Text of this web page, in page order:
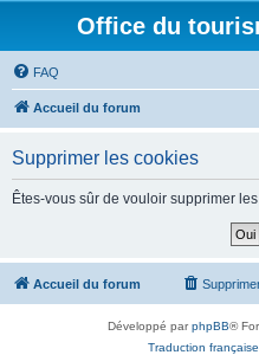
Office du
FAQ
Accueil du forum
Supprimer les cookies
Êtes-vous sûr de vouloir supprimer
Accueil du forum
Développé parphpBB®
Traduction